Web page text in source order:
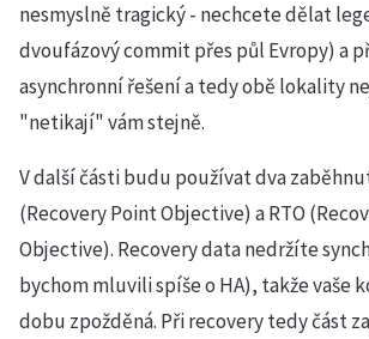
nesmyslně tragický - nechcete dělat
dvoufázový commit přes půl Evropy) a
asynchronní řešení a tedy obě lokality
"netikají" vám stejně.
V další části budu používat dva
(Recovery Point Objective) a RTO
Objective). Recovery data nedržíte
bychom mluvili spíše o HA), takže vaše
dobu zpožděná. Při recovery tedy část